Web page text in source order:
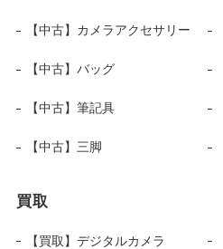
【中古】カメラアクセサリー
【中古】バッグ
【中古】筆記具
【中古】三脚
買取
【買取】デジタルカメラ